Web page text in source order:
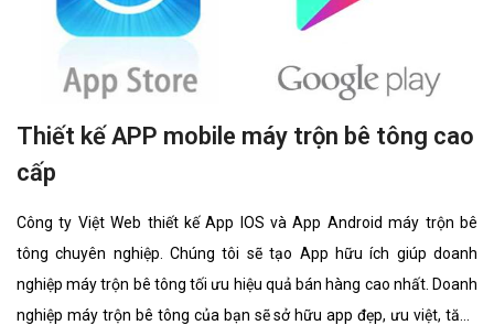
Thiết kế APP mobile máy trộn bê tông cao
cấp
Công ty Việt Web thiết kế App IOS và App Android máy trộn bê
tông chuyên nghiệp. Chúng tôi sẽ tạo App hữu ích giúp doanh
nghiệp máy trộn bê tông tối ưu hiệu quả bán hàng cao nhất. Doanh
nghiệp máy trộn bê tông của bạn sẽ sở hữu app đẹp, ưu việt, tăng